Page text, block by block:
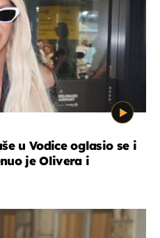
u Vodice oglasio se i
je Olivera i